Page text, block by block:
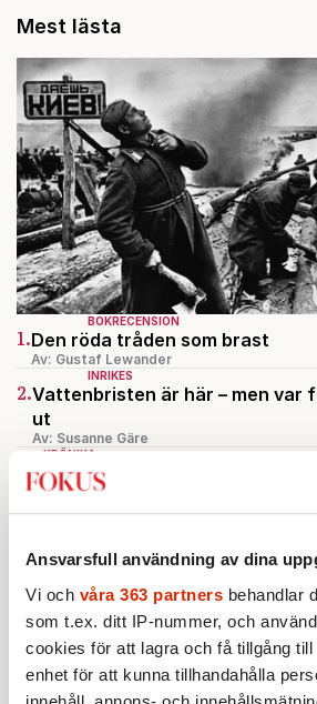
Ansvarsfull användning av dina
Vi och våra 363 partners behandlar
som t.ex. ditt IP-nummer, och
cookies för att lagra och få tillgång
enhet för att kunna tillhandahålla
Mest lästa
BOKRECENSION
1.Den röda tråden som brast
Av: Gustaf Lewander
INRIKES
2.Vattenbristen är här – men var
ut
Av: Susanne Gäre
KRÖNIKA
3.Nina Lekander:
På
alla om att vara arbetarklass
KRÖNIKA
franska civilisationen
5.Johan Hakelius:DN-rubriken
mellan raderna
STICKET
6. Bitte Assarmo:
Sagan om den
ursprungsbefolkningen i